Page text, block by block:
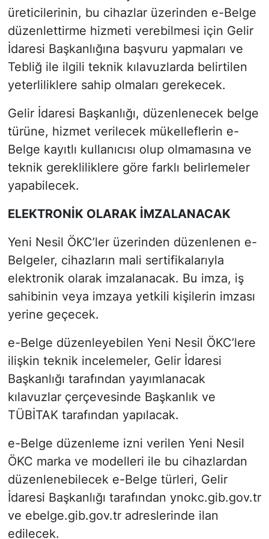
üreticilerinin, bu cihazlar üzerinden e-Belge
düzenlettirme hizmeti verebilmesi için Gelir
İdaresi Başkanlığına başvuru yapmaları ve
Tebliğ ile ilgili teknik kılavuzlarda belirtilen
yeterliliklere sahip olmaları gerekecek.
Gelir İdaresi Başkanlığı, düzenlenecek belge
türüne, hizmet verilecek mükelleflerin e-
Belge kayıtlı kullanıcısı olup olmamasına ve
teknik gerekliliklere göre farklı belirlemeler
yapabilecek.
ELEKTRONİK OLARAK İMZALANACAK
Yeni Nesil ÖKC’ler üzerinden düzenlenen e-
Belgeler, cihazların mali sertifikalarıyla
elektronik olarak imzalanacak. Bu imza, iş
sahibinin veya imzaya yetkili kişilerin imzası
yerine geçecek.
e-Belge düzenleyebilen Yeni Nesil ÖKC’lere
ilişkin teknik incelemeler, Gelir İdaresi
Başkanlığı tarafından yayımlanacak
kılavuzlar çerçevesinde Başkanlık ve
TÜBİTAK tarafından yapılacak.
e-Belge düzenleme izni verilen Yeni Nesil
ÖKC marka ve modelleri ile bu cihazlardan
düzenlenebilecek e-Belge türleri, Gelir
İdaresi Başkanlığı tarafından ynokc.gib.gov.tr
ve ebelge.gib.gov.tr adreslerinde ilan
edilecek.